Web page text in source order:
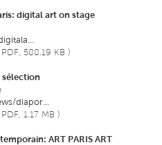
digital art on stage
PDF, 588.19 KB )
sélection
diapor...
PDF, 1.17 MB )
ART PARIS ART